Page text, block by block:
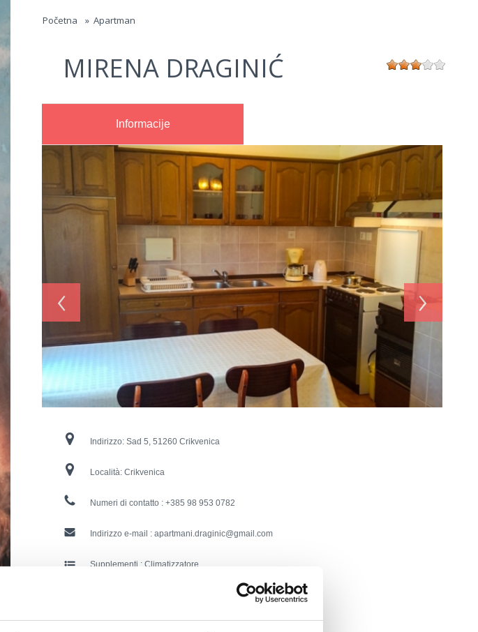
Početna » Apartman
MIRENA DRAGINIĆ
Informacije
‹ ›
Indirizzo: Sad 5, 51260 Crikvenica
Località: Crikvenica
Numeri di contatto : +385 98 953 0782
Indirizzo e-mail : apartmani.draginic@gmail.com
Supplementi : Climatizzatore